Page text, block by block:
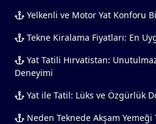
Yelkenli ve Motor Yat Konforu
Tekne Kiralama Fiyatları: En
Yat Tatili Hırvatistan:
Deneyimi
Yat ile Tatil: Lüks ve Özgürlük
Neden Teknede Akşam Yemeği